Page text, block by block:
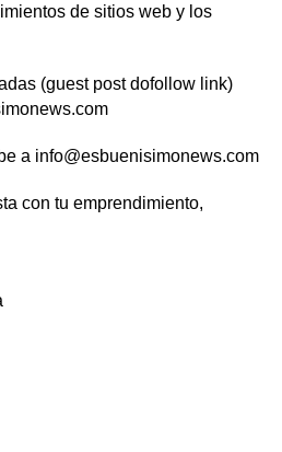
de sitios web y los
(guest post dofollow link)
a info@esbuenisimonews.com
con tu emprendimiento,